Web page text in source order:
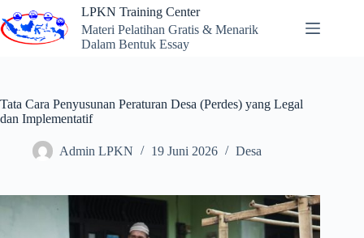
to
content
LPKN Training Center
Materi Pelatihan Gratis & Menarik
Dalam Bentuk Essay
Tata Cara Penyusunan Peraturan Desa (Perdes) yang Legal
dan Implementatif
Admin LPKN 19 Juni 2026 Desa